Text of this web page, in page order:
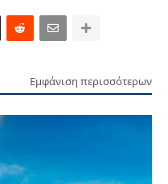
Εμφάνιση περισσότερων